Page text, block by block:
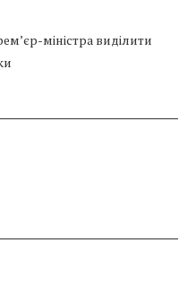
міністра виділити